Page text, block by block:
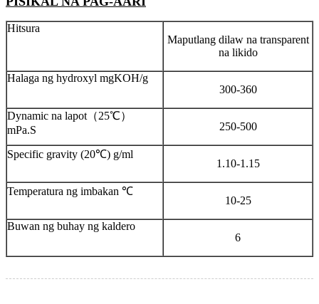
Hitsura
Maputlang dilaw na transparent
na likido
Halaga ng hydroxyl mgKOH/g
300-360
Dynamic na lapot（25℃）
mPa.S
250-500
Specific gravity (20℃) g/ml
1.10-1.15
Temperatura ng imbakan ℃
10-25
Buwan ng buhay ng kaldero
6